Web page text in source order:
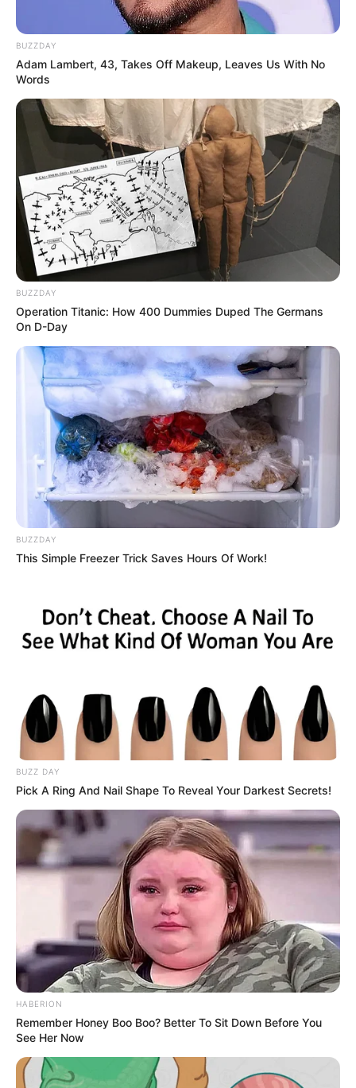
BUZZDAY
Adam Lambert, 43, Takes Off Makeup, Leaves Us With No
Words
BUZZDAY
Operation Titanic: How 400 Dummies Duped The Germans
On D-Day
BUZZDAY
This Simple Freezer Trick Saves Hours Of Work!
BUZZ DAY
Pick A Ring And Nail Shape To Reveal Your Darkest Secrets!
HABERION
Remember Honey Boo Boo? Better To Sit Down Before You
See Her Now